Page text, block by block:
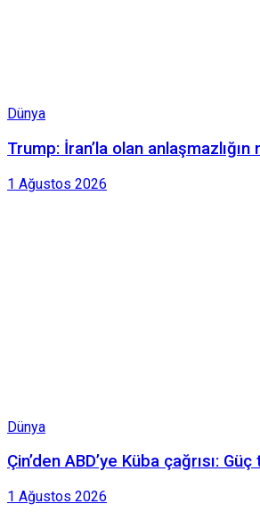
Dünya
Trump: İran’la olan
1 Ağustos 2026
Dünya
Çin’den ABD’ye Küba çağrısı:
1 Ağustos 2026